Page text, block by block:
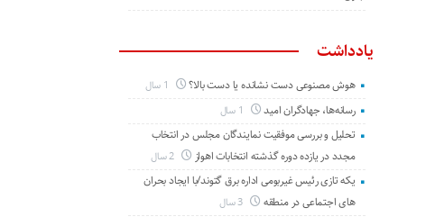
یادداشت
هوش مصنوعی دست نشانده یا دست بالا؟
رسانه‌ها، جهادگران امید
تحلیل و بررسی موفقیت نمایندگان مجلس در انتخاب
مجدد در یازده دوره گذشته انتخابات اهواز
یکه تازی رئیس غیربومی اداره برق گتوند/با ایجاد بحران
های اجتماعی در منطقه